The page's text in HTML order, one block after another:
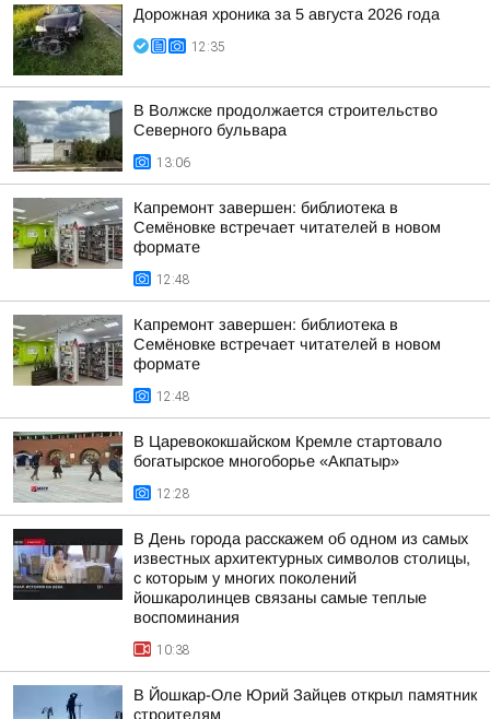
Дорожная хроника за 5 августа 2026 года
12:35
В Волжске продолжается строительство
Северного бульвара
13:06
Капремонт завершен: библиотека в
Семёновке встречает читателей в новом
формате
12:48
Капремонт завершен: библиотека в
Семёновке встречает читателей в новом
формате
12:48
В Царевококшайском Кремле стартовало
богатырское многоборье «Акпатыр»
12:28
В День города расскажем об одном из самых
известных архитектурных символов столицы,
с которым у многих поколений
йошкаролинцев связаны самые теплые
воспоминания
10:38
В Йошкар-Оле Юрий Зайцев открыл памятник
строителям